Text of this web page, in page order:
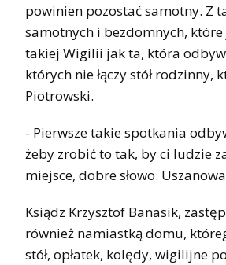
powinien pozostać samotny. Z
samotnych i bezdomnych,
takiej Wigilii jak ta, która
których nie łączy stół rodzinny,
Piotrowski.
- Pierwsze takie spotkania
żeby zrobić to tak, by ci ludzie
miejsce, dobre słowo.
Ksiądz Krzysztof Banasik,
również namiastką domu,
stół, opłatek, kolędy, wigilijne